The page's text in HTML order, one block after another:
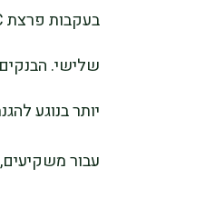
שלישי.
יותר בנוגע
עבור